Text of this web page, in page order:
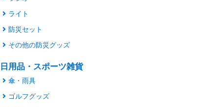
ライト
防災セット
その他の防災グッズ
日用品・スポーツ雑貨
傘・雨具
ゴルフグッズ